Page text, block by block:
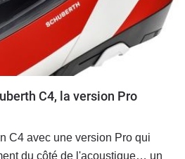
C4, la version Pro
C4 avec une version Pro qui
du côté de l'acoustique… un